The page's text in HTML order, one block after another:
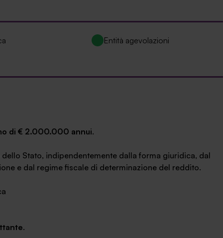
Entità agevolazioni
di € 2.000.000 annui.
Stato, indipendentemente dalla forma giuridica, dal
e dal regime fiscale di determinazione del reddito.
.